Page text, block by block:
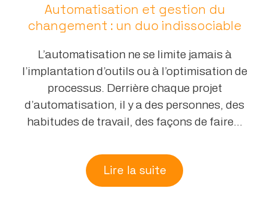
Automatisation et gestion du
changement : un duo indissociable
L’automatisation ne se limite jamais à
l’implantation d’outils ou à l’optimisation de
processus. Derrière chaque projet
d’automatisation, il y a des personnes, des
habitudes de travail, des façons de faire...
Lire la suite